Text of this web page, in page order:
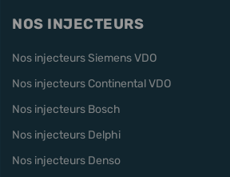
NOS INJECTEURS
Nos injecteurs Siemens VDO
Nos injecteurs Continental VDO
Nos injecteurs Bosch
Nos injecteurs Delphi
Nos injecteurs Denso